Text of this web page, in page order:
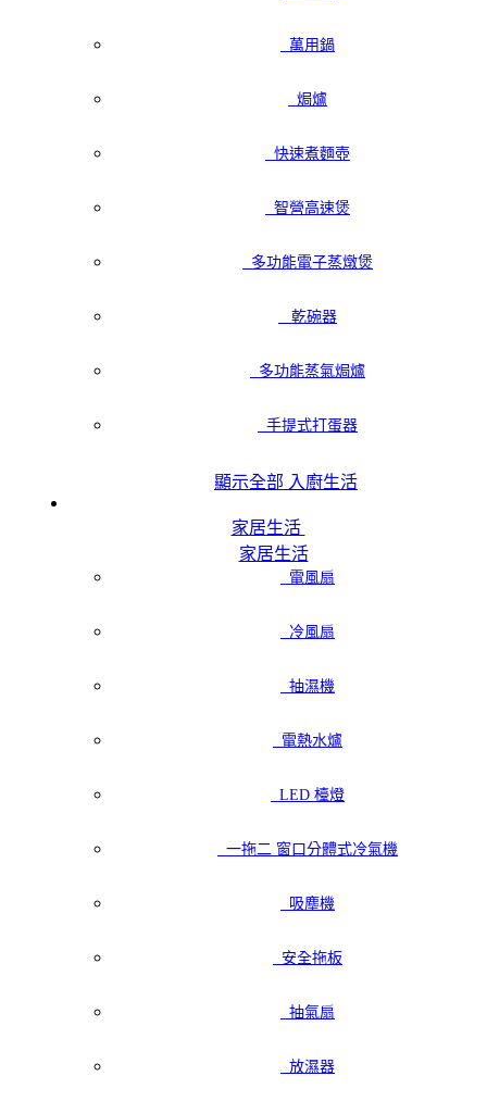
萬用鍋
焗爐
快速煮麵壺
智營高速煲
多功能電子蒸燉煲
乾碗器
多功能蒸氣焗爐
手提式打蛋器
顯示全部 入廚生活
家居生活
家居生活
電風扇
冷風扇
抽濕機
電熱水爐
LED 檯燈
一拖二 窗口分體式冷氣機
吸塵機
安全拖板
抽氣扇
放濕器